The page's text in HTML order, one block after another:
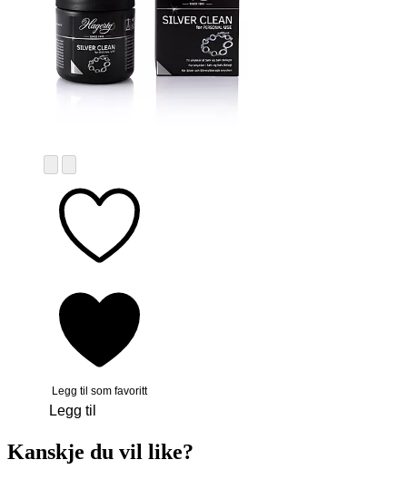
Legg til som favoritt
Legg til
Kanskje du vil like?